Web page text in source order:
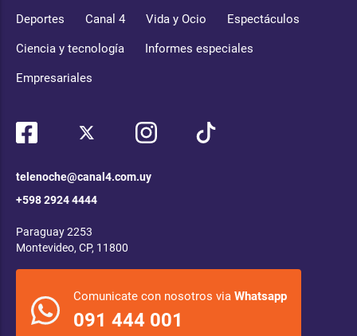
Deportes Canal 4 Vida y Ocio Espectáculos
Ciencia y tecnología Informes especiales
Empresariales
telenoche@canal4.com.uy
+598 2924 4444
Paraguay 2253
Montevideo, CP, 11800
Comunicate con nosotros via Whatsapp
091 444 001